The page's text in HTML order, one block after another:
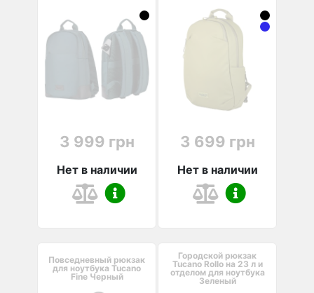
3 999 грн
Нет в наличии
3 699 грн
Нет в наличии
Повседневный рюкзак
для ноутбука Tucano
Fine Черный
Городской рюкзак
Tucano Rollo на 23 л и
отделом для ноутбука
Зеленый